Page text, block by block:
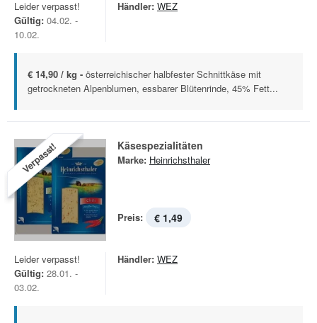
Leider verpasst!
Gültig: 04.02. -
10.02.
Händler: WEZ
€ 14,90 / kg - österreichischer halbfester Schnittkäse mit
getrockneten Alpenblumen, essbarer Blütenrinde, 45% Fett...
Verpasst! Käsespezialitäten
Marke: Heinrichsthaler
Preis: € 1,49
Leider verpasst!
Gültig: 28.01. -
03.02.
Händler: WEZ